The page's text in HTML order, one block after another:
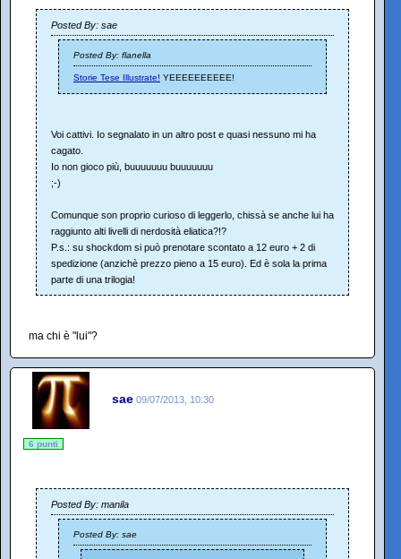
Posted By: sae
Posted By: flanella
Storie Tese Illustrate! YEEEEEEEEEE!
Voi cattivi. Io segnalato in un altro post e quasi nessuno mi ha
cagato.
Io non gioco più, buuuuuuu buuuuuuu
;-)
Comunque son proprio curioso di leggerlo, chissà se anche lui ha
raggiunto alti livelli di nerdosità eliatica?!?
P.s.: su shockdom si può prenotare scontato a 12 euro + 2 di
spedizione (anzichè prezzo pieno a 15 euro). Ed è sola la prima
parte di una trilogia!
ma chi è "lui"?
sae 09/07/2013, 10:30
6 punti
Posted By: manila
Posted By: sae